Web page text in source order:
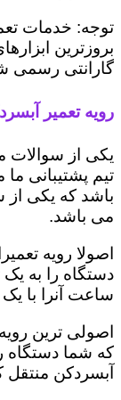
توجه: خدمات
گارانتی رسمی
رویه تعمیر
یکی از سوالات
تیم پشتیبانی
باشد که یکی از
می باشد.
اصولا رویه
ساعت آنرا با یک هزینه ۵-۷ میلیون
اصولی ترین
که شما دستگاه
آبسردکن